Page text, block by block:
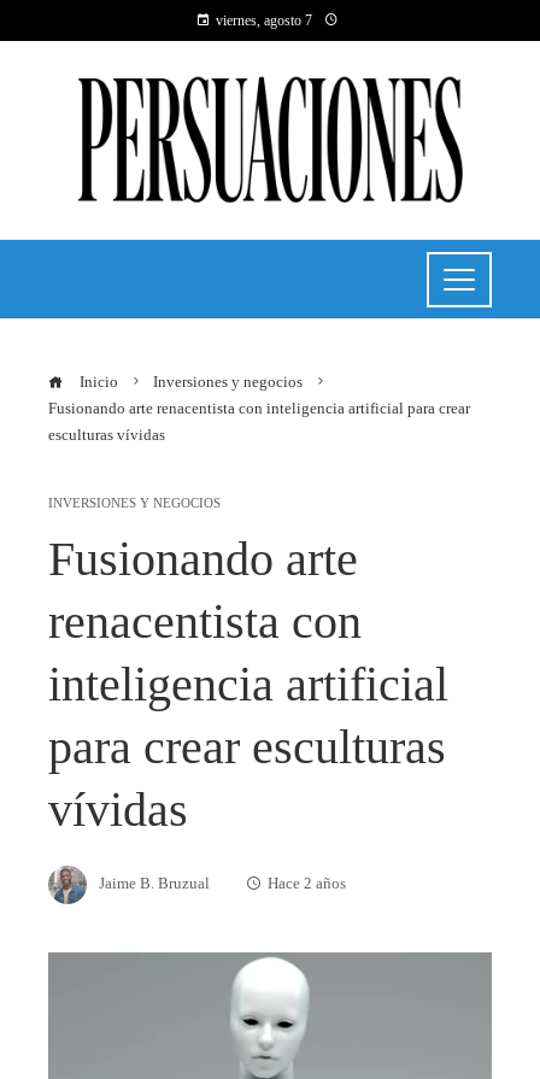
viernes, agosto 7
Inicio
Inversiones y negocios
Fusionando arte renacentista con inteligencia artificial para crear
esculturas vívidas
INVERSIONES Y NEGOCIOS
Fusionando arte
renacentista con
inteligencia artificial
para crear esculturas
vívidas
Jaime B. Bruzual Hace 2 años